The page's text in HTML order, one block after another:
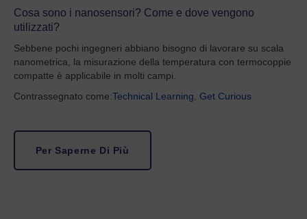
Cosa sono i nanosensori? Come e dove vengono
utilizzati?
Sebbene pochi ingegneri abbiano bisogno di lavorare su scala
nanometrica, la misurazione della temperatura con termocoppie
compatte è applicabile in molti campi.
Contrassegnato come:Technical Learning Get Curious
Per Saperne Di Più